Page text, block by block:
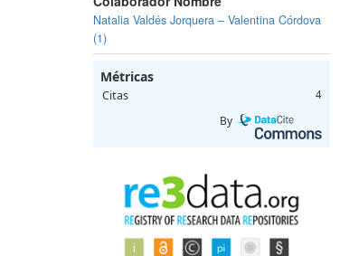
Natalia Valdés Jorquera – Valentina Córdova
(1)
Métricas
Citas 4
By